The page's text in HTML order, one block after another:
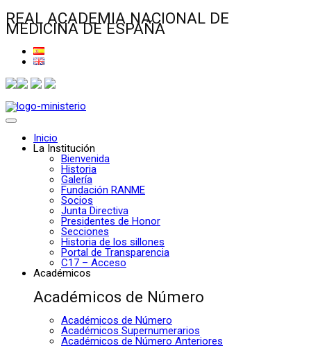
REAL ACADEMIA NACIONAL DE
MEDICINA DE ESPAÑA
Inicio
La Institución
Bienvenida
Historia
Galería
Fundación RANME
Socios
Junta Directiva
Presidentes de Honor
Secciones
Historia de los sillones
Portal de Transparencia
C17 – Acceso
Académicos
Académicos de Número
Académicos de Número
Académicos Supernumerarios
Académicos de Número Anteriores